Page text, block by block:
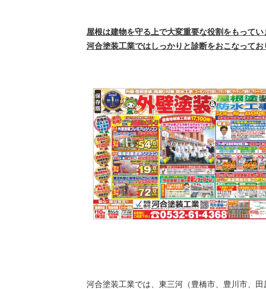
屋根は建物を守る上で大変重要な役割をもってい
河合塗装工業ではしっかりと診断をおこなって
河合塗装工業では、東三河（豊橋市、豊川市、